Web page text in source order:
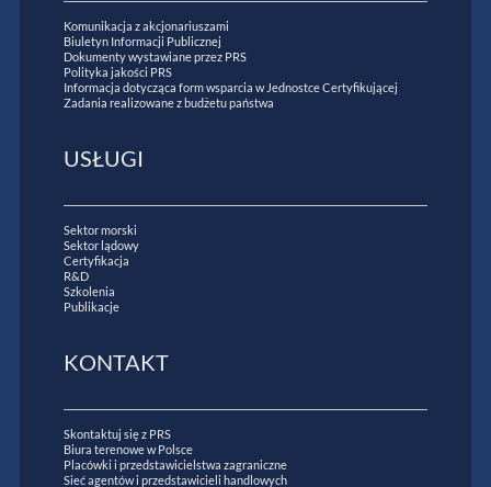
Komunikacja z akcjonariuszami
Biuletyn Informacji Publicznej
Dokumenty wystawiane przez PRS
Polityka jakości PRS
Informacja dotycząca form wsparcia w Jednostce Certyfikującej
Zadania realizowane z budżetu państwa
USŁUGI
Sektor morski
Sektor lądowy
Certyfikacja
R&D
Szkolenia
Publikacje
KONTAKT
Skontaktuj się z PRS
Biura terenowe w Polsce
Placówki i przedstawicielstwa zagraniczne
Sieć agentów i przedstawicieli handlowych